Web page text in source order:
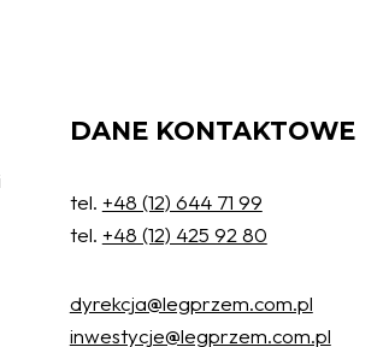
DANE KONTAKTOWE
tel. +48 (12) 644 71 99
tel. +48 (12) 425 92 80
dyrekcja@legprzem.com.pl
inwestycje@legprzem.com.pl